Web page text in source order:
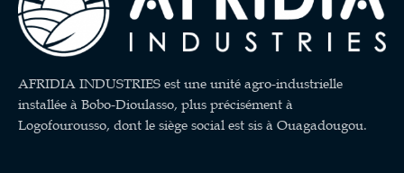
AFRIDIA INDUSTRIES est une unité agro-industrielle
installée à Bobo-Dioulasso, plus précisément à
Logofourousso, dont le siège social est sis à Ouagadougou.